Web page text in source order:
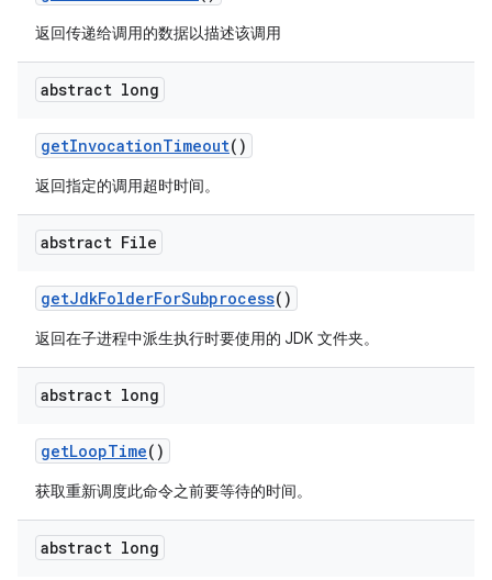
返回传递给调用的数据以描述该调用
abstract long
getInvocationTimeout()
返回指定的调用超时时间。
abstract File
getJdkFolderForSubprocess()
返回在子进程中派生执行时要使用的 JDK 文件夹。
abstract long
getLoopTime()
获取重新调度此命令之前要等待的时间。
abstract long